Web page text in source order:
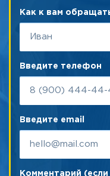
Как к вам
Введите телефон
Введите email
Комментарий (если